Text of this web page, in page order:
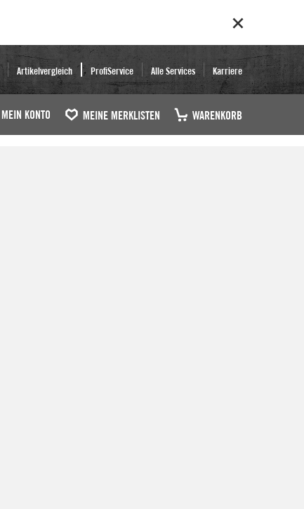
Artikelvergleich ProfiService Alle Services Karriere
MEIN KONTO MEINE MERKLISTEN WARENKORB